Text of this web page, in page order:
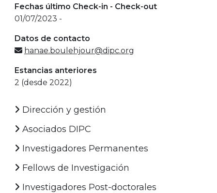
Fechas último Check-in - Check-out
01/07/2023 -
Datos de contacto
hanae.boulehjour@dipc.org
Estancias anteriores
2 (desde 2022)
Dirección y gestión
Asociados DIPC
Investigadores Permanentes
Fellows de Investigación
Investigadores Post-doctorales